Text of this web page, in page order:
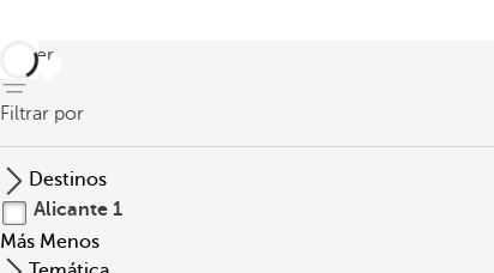
volver
Filtrar por
Destinos
Alicante 1
Más Menos